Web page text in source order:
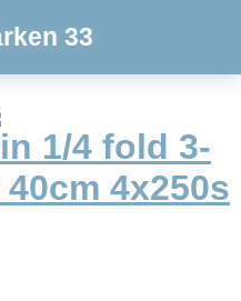
33
1/4 fold 3-
4x250s